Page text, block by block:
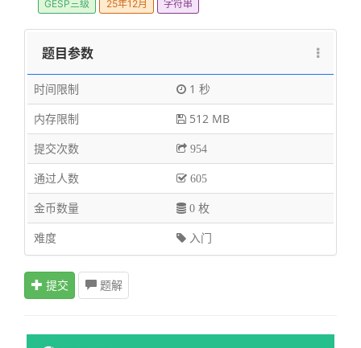
GESP三级 25年12月 字符串
题目参数
时间限制
1 秒
内存限制
512 MB
提交次数
954
通过人数 605
金币数量 0 枚
难度 入门
提交 题解